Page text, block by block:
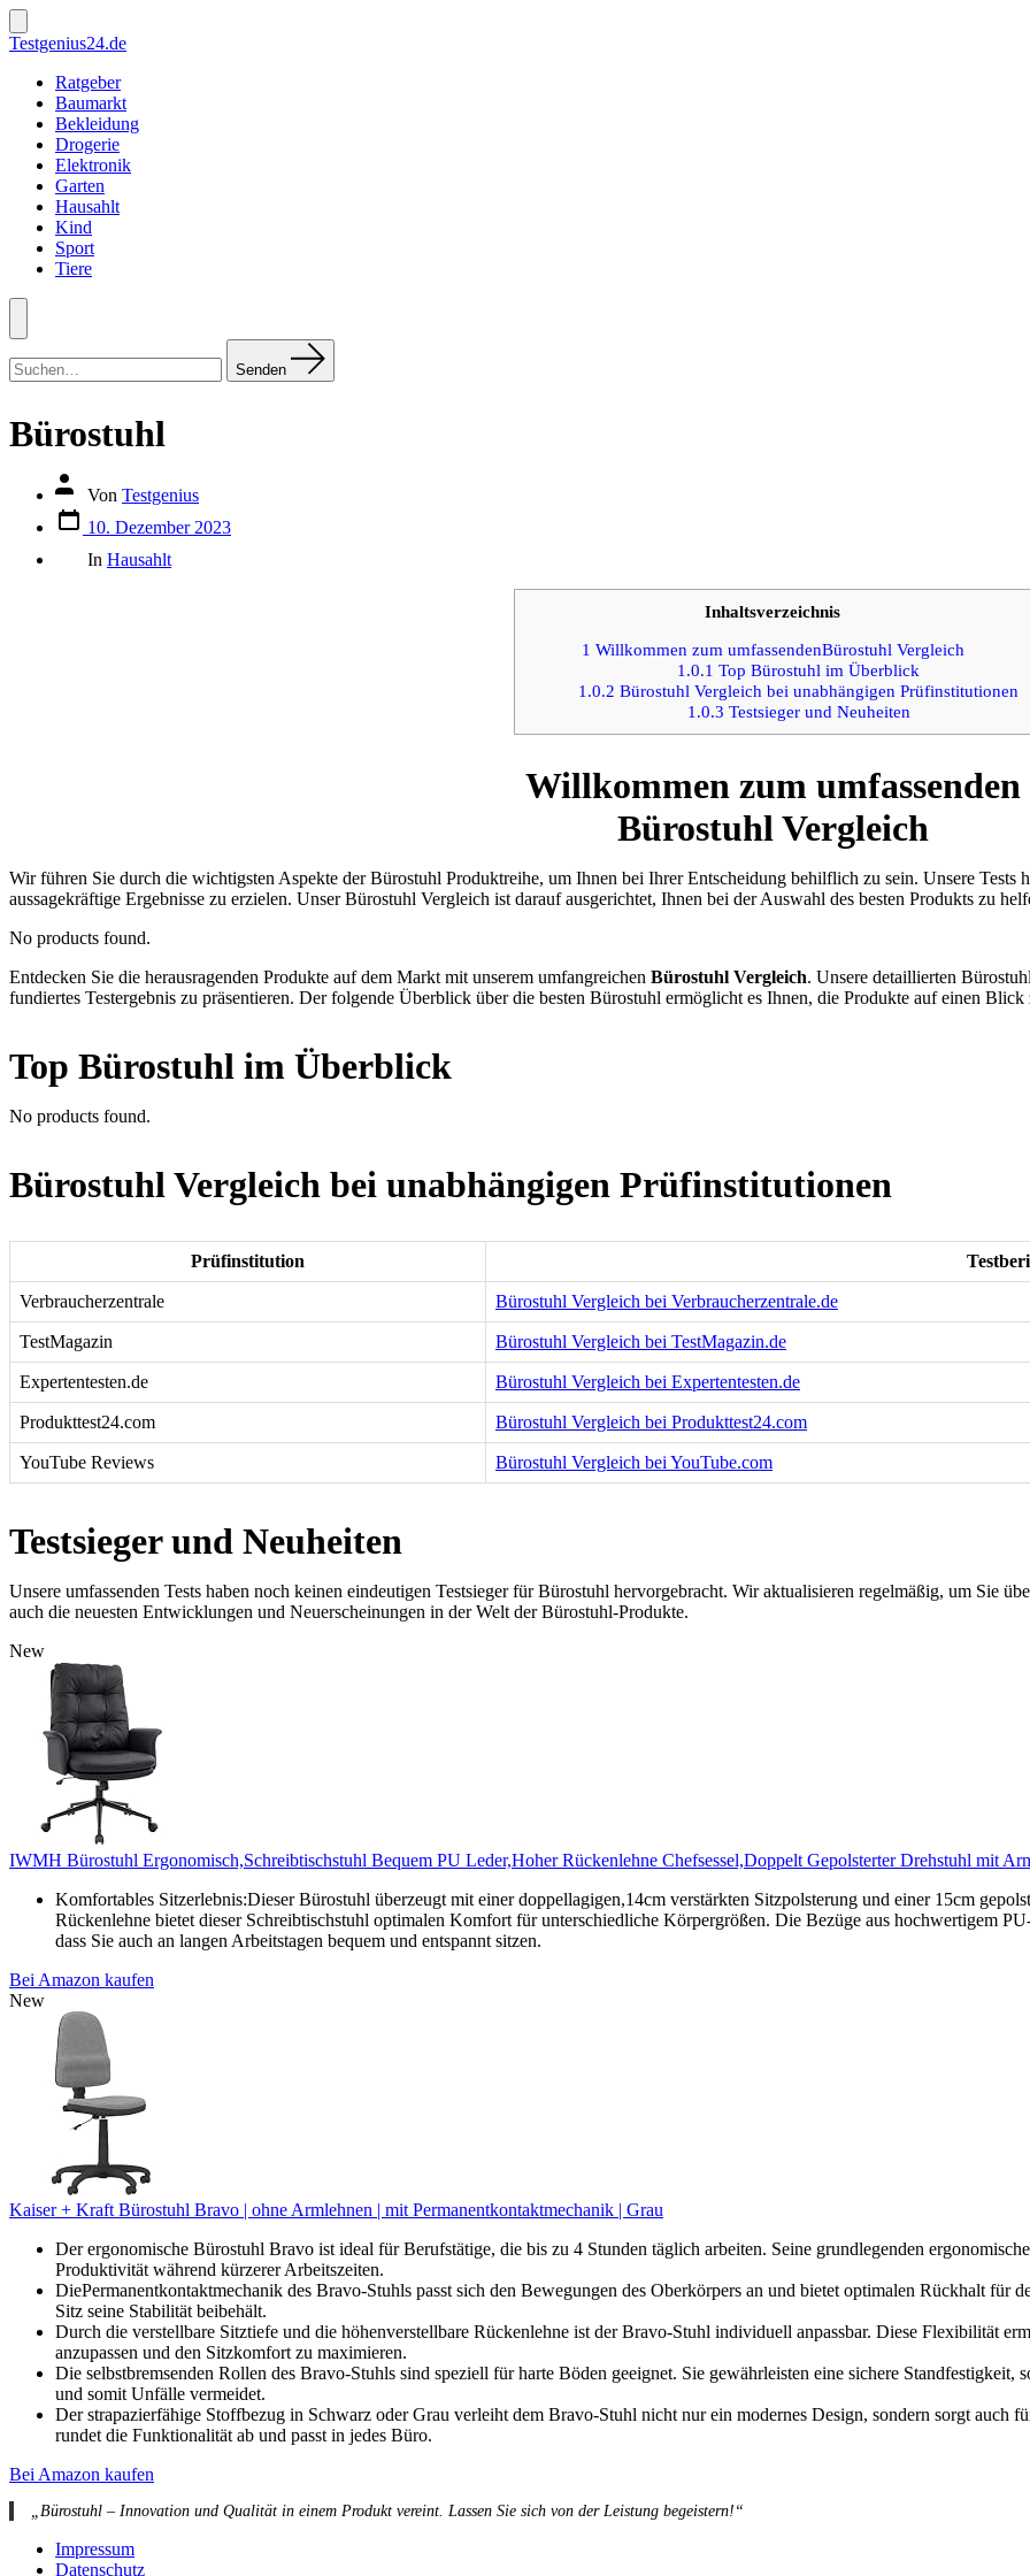
Zum
Inhalt
springen
Suche
ein-/ausblenden
Testgenius24.de
Ratgeber
Baumarkt
Bekleidung
Drogerie
Elektronik
Garten
Hausahlt
Kind
Sport
Tiere
Menü
nach:
Senden
Bürostuhl
Autor
Beitrags
Von Testgenius
Datum
des
Beitrags
10. Dezember 2023
In Hausahlt
Inhaltsverzeichnis
1 Willkommen zum umfassendenBürostuhl Vergleich
1.0.1 Top Bürostuhl im Überblick
1.0.2 Bürostuhl Vergleich bei unabhängigen Prüfinstitutionen
1.0.3 Testsieger und Neuheiten
Willkommen zum umfassenden
Bürostuhl Vergleich
Wir führen Sie durch die wichtigsten Aspekte der Bürostuhl Produktreihe, um Ihnen bei Ihrer Entscheidung behilflich zu sein. Unsere Tests
aussagekräftige Ergebnisse zu erzielen. Unser Bürostuhl Vergleich ist darauf ausgerichtet, Ihnen bei der Auswahl des besten Produkts zu
No products found.
Entdecken Sie die herausragenden Produkte auf dem Markt mit unserem umfangreichen Bürostuhl Vergleich. Unsere detaillierten
fundiertes Testergebnis zu präsentieren. Der folgende Überblick über die besten Bürostuhl ermöglicht es Ihnen, die Produkte auf einen
Top Bürostuhl im Überblick
No products found.
Bürostuhl Vergleich bei unabhängigen Prüfinstitutionen
Prüfinstitution
Verbraucherzentrale Bürostuhl Vergleich bei Verbraucherzentrale.de
TestMagazin Bürostuhl Vergleich bei TestMagazin.de
Expertentesten.de Bürostuhl Vergleich bei Expertentesten.de
Produkttest24.com Bürostuhl Vergleich bei Produkttest24.com
YouTube Reviews Bürostuhl Vergleich bei YouTube.com
Testsieger und Neuheiten
Unsere umfassenden Tests haben noch keinen eindeutigen Testsieger für Bürostuhl hervorgebracht. Wir aktualisieren regelmäßig, um Sie
auch die neuesten Entwicklungen und Neuerscheinungen in der Welt der Bürostuhl-Produkte.
New
IWMH Bürostuhl Ergonomisch,Schreibtischstuhl Bequem PU Leder,Hoher Rückenlehne Chefsessel,Doppelt Gepolsterter Drehstuhl mit
Komfortables Sitzerlebnis:Dieser Bürostuhl überzeugt mit einer doppellagigen,14cm verstärkten Sitzpolsterung und einer 15cm
Rückenlehne bietet dieser Schreibtischstuhl optimalen Komfort für unterschiedliche Körpergrößen. Die Bezüge aus hochwertigem
dass Sie auch an langen Arbeitstagen bequem und entspannt sitzen.
Bei Amazon kaufen
New
Kaiser + Kraft Bürostuhl Bravo | ohne Armlehnen | mit Permanentkontaktmechanik | Grau
Der ergonomische Bürostuhl Bravo ist ideal für Berufstätige, die bis zu 4 Stunden täglich arbeiten. Seine grundlegenden
Produktivität während kürzerer Arbeitszeiten.
DiePermanentkontaktmechanik des Bravo-Stuhls passt sich den Bewegungen des Oberkörpers an und bietet optimalen Rückhalt für
Sitz seine Stabilität beibehält.
Durch die verstellbare Sitztiefe und die höhenverstellbare Rückenlehne ist der Bravo-Stuhl individuell anpassbar. Diese Flexibilität
anzupassen und den Sitzkomfort zu maximieren.
Die selbstbremsenden Rollen des Bravo-Stuhls sind speziell für harte Böden geeignet. Sie gewährleisten eine sichere
und somit Unfälle vermeidet.
Der strapazierfähige Stoffbezug in Schwarz oder Grau verleiht dem Bravo-Stuhl nicht nur ein modernes Design, sondern sorgt auch
rundet die Funktionalität ab und passt in jedes Büro.
Bei Amazon kaufen
„Bürostuhl – Innovation und Qualität in einem Produkt vereint. Lassen Sie sich von der Leistung begeistern!“
Impressum
Datenschutz